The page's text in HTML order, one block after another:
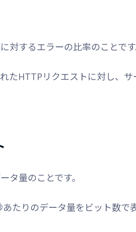
対するエラーの比率のことです
たHTTPリクエストに対し、
タ量のことです。
たりのデータ量をビット数で